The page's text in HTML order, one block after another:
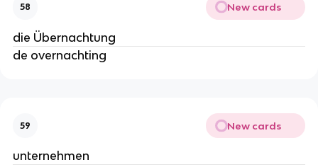
58 New cards
die Übernachtung
de overnachting
59 New cards
unternehmen